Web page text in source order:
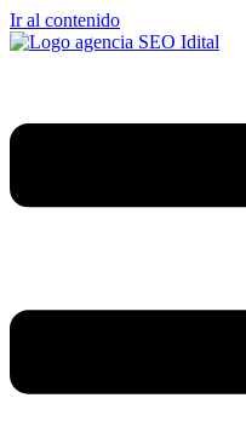
Ir al contenido